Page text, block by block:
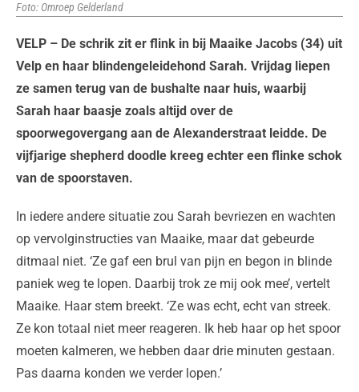
Foto: Omroep Gelderland
VELP – De schrik zit er flink in bij Maaike Jacobs (34) uit
Velp en haar blindengeleidehond Sarah. Vrijdag liepen
ze samen terug van de bushalte naar huis, waarbij
Sarah haar baasje zoals altijd over de
spoorwegovergang aan de Alexanderstraat leidde. De
vijfjarige shepherd doodle kreeg echter een flinke schok
van de spoorstaven.
In iedere andere situatie zou Sarah bevriezen en wachten
op vervolginstructies van Maaike, maar dat gebeurde
ditmaal niet. ‘Ze gaf een brul van pijn en begon in blinde
paniek weg te lopen. Daarbij trok ze mij ook mee’, vertelt
Maaike. Haar stem breekt. ‘Ze was echt, echt van streek.
Ze kon totaal niet meer reageren. Ik heb haar op het spoor
moeten kalmeren, we hebben daar drie minuten gestaan.
Pas daarna konden we verder lopen.’